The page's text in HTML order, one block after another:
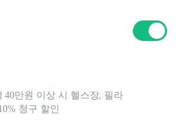
40만원 이상 시 헬스장, 필라
청구 할인